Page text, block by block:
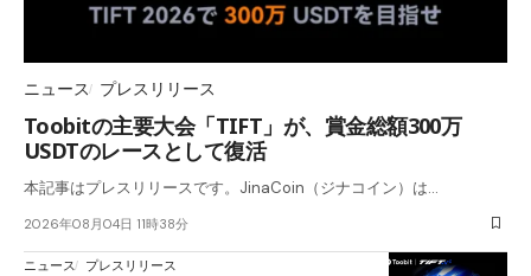
ニュース プレスリリース
Toobitの主要大会「TIFT」が、賞金総額300万
USDTのレースとして復活
本記事はプレスリリースです。JinaCoin（ジナコイン）は…
2026年08月04日 11時38分
ニュース プレスリリース